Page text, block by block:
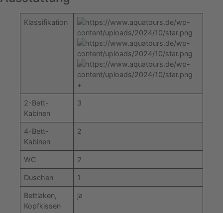
Klassifikation
+
2-Bett-
Kabinen
3
4-Bett-
Kabinen
2
WC 2
Duschen 1
Bettlaken,
Kopfkissen
ja